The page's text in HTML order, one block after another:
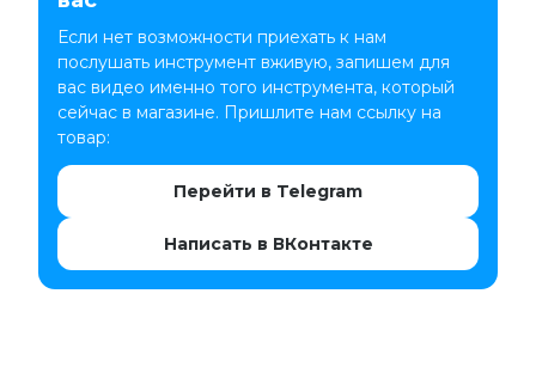
Если нет возможности приехать к нам
послушать инструмент вживую, запишем для
вас видео именно того инструмента, который
сейчас в магазине. Пришлите нам ссылку на
товар:
Перейти в Telegram
Написать в ВКонтакте